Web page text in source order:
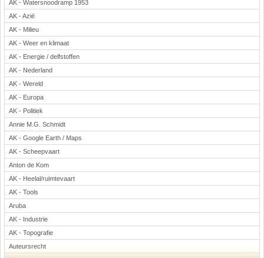
Sport
Techniek
Verkeer
Wiskunde
Onderwerpen
Apps en tablets
Collecties digibord
Digiborden / touchscreens
Digibordtools
Downloads basisonderwijs
Herfst
Kerstmis
Kinder-/Jeugdboeken
Lente
Onderbouw PO
Pasen
Voetbal
AK - Watersnoodramp 1953
AK - Azië
AK - Milieu
AK - Weer en klimaat
AK - Energie / delfstoffen
AK - Nederland
AK - Wereld
AK - Europa
AK - Politiek
Annie M.G. Schmidt
AK - Google Earth / Maps
AK - Scheepvaart
Anton de Kom
AK - Heelal/ruimtevaart
AK - Tools
Aruba
AK - Industrie
AK - Topografie
Auteursrecht